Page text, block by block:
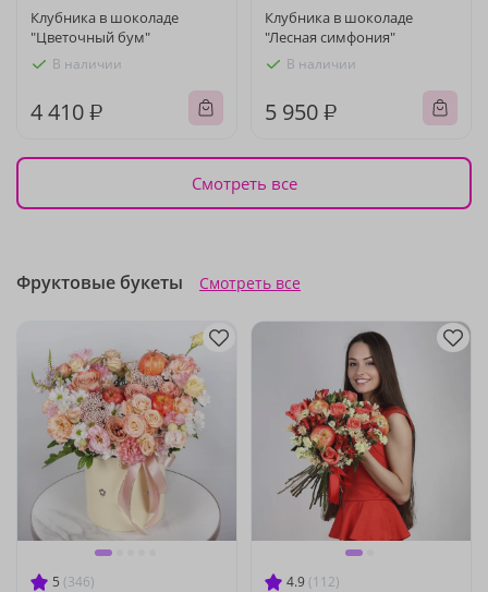
Клубника в шоколаде
"Цветочный бум"
В наличии
4 410 ₽
Клубника в шоколаде
"Лесная симфония"
В наличии
5 950 ₽
Смотреть все
Фруктовые букеты Смотреть все
5 (346) 4.9 (112)